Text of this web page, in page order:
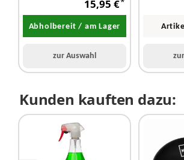
15,95 €
Abholbereit / am Lager
zur Auswahl
Kunden kauften dazu: